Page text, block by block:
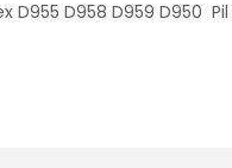
D955 D958 D959 D950